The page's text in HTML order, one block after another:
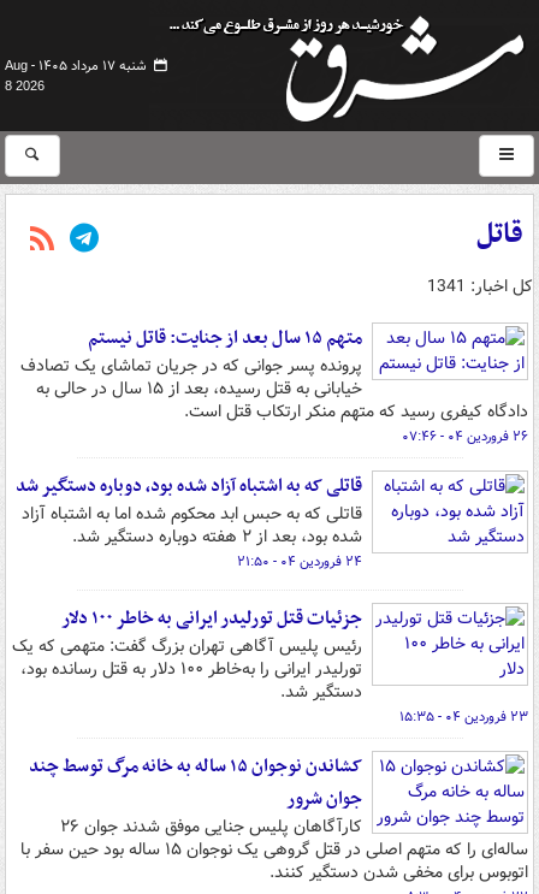
شنبه ۱۷ مرداد ۱۴۰۵ -
Aug
8 2026
قاتل
کل اخبار: 1341
متهم ۱۵ سال بعد از جنایت: قاتل نیستم
پرونده پسر جوانی که در جریان تماشای یک تصادف
خیابانی به قتل رسیده، بعد از ۱۵ سال در حالی به
دادگاه کیفری رسید که متهم منکر ارتکاب قتل است.
۲۶ فروردین ۰۴ - ۰۷:۴۶
قاتلی که به اشتباه آزاد شده بود، دوباره دستگیر شد
قاتلی که به حبس ابد محکوم شده اما به اشتباه آزاد
شده بود، بعد از ۲ هفته دوباره دستگیر شد.
۲۴ فروردین ۰۴ - ۲۱:۵۰
جزئیات قتل تورلیدر ایرانی به خاطر ۱۰۰ دلار
رئیس پلیس آگاهی تهران بزرگ گفت: متهمی که یک
تورلیدر ایرانی را به‌خاطر ۱۰۰ دلار به قتل رسانده بود،
دستگیر شد.
۲۳ فروردین ۰۴ - ۱۵:۳۵
کشاندن نوجوان ۱۵ ساله به خانه مرگ توسط چند
جوان شرور
کارآگاهان پلیس جنایی موفق شدند جوان ۲۶
ساله‌ای را که متهم اصلی در قتل گروهی یک نوجوان ۱۵ ساله بود حین سفر با
اتوبوس برای مخفی شدن دستگیر کنند.